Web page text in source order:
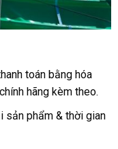
toán bằng hóa
hãng kèm theo.
sản phẩm & thời gian